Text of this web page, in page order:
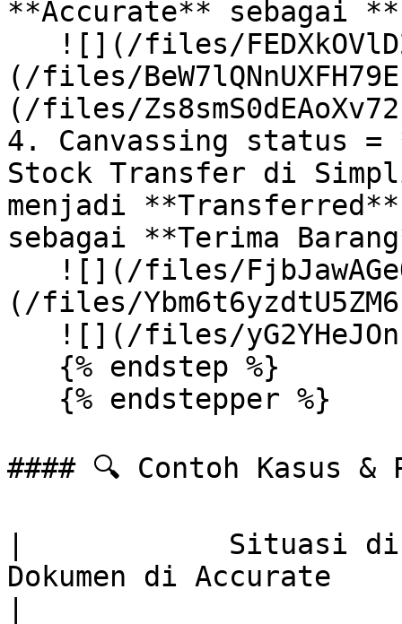
**Accurate** sebagai
(/files/
(/files/
4. Canvassing status =
Stock Transfer di
menjadi
sebagai **Terima
(/files/
#### 🔍 Contoh Kasus
|            Situasi di
Dokumen di Accurate